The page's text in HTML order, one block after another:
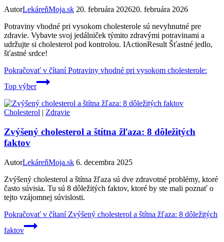
AutorLekáreňMoja.sk 20. februára 202620. februára 2026
Potraviny vhodné pri vysokom cholesterole sú nevyhnutné pre
zdravie. Vybavte svoj jedálniček týmito zdravými potravinami a
udržujte si cholesterol pod kontrolou. IActionResult Šťastné jedlo,
šťastné srdce!
Pokračovať v čítaníPotraviny vhodné pri vysokom cholesterole:
Top výber
Cholesterol | Zdravie
Zvýšený cholesterol a štítna žľaza: 8 dôležitých
faktov
AutorLekáreňMoja.sk 6. decembra 2025
Zvýšený cholesterol a štítna žľaza sú dve zdravotné problémy, ktoré
často súvisia. Tu sú 8 dôležitých faktov, ktoré by ste mali poznať o
tejto vzájomnej súvislosti.
Pokračovať v čítaníZvýšený cholesterol a štítna žľaza: 8 dôležitých
faktov